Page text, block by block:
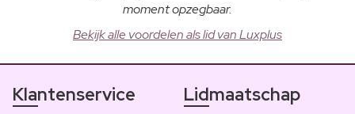
moment opzegbaar.
Bekijk alle voordelen als lid van Luxplus
Klantenservice Lidmaatschap